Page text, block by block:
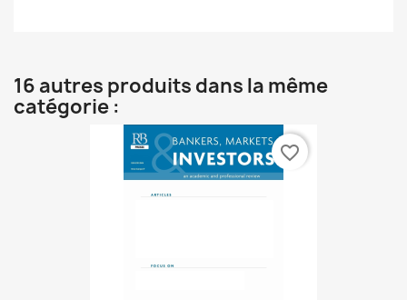
16 autres produits dans la même
catégorie :
favorite_border